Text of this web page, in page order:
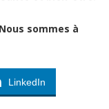
sommes à
LinkedIn